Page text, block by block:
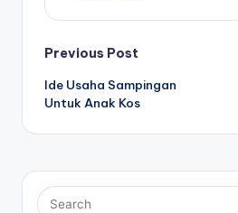
Post
navigation
Previous Post
Ide Usaha Sampingan
Untuk Anak Kos